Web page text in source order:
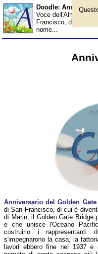
Doodle:
Voce
Francisco, di cui è
nome...
Anniversario del Golden
di San Francisco, di cui è
di Marin, il Golden Gate Bridge
e che unisce l'Oceano
costruirlo i rappresentanti
s'impegnarono la casa, la
lavori ebbero fine nel 1937 e